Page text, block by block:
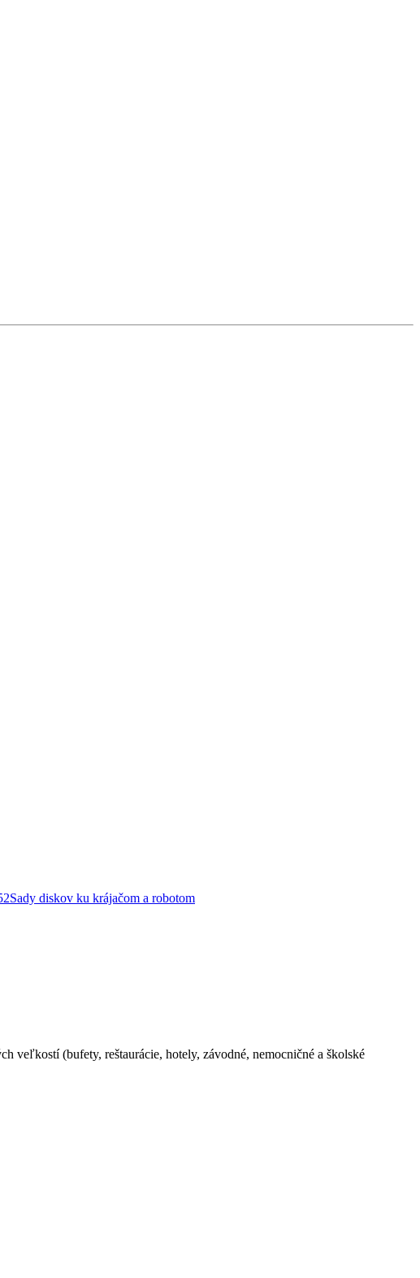
Sady diskov ku krájačom a robotom
veľkostí (bufety, reštaurácie, hotely, závodné, nemocničné a školské